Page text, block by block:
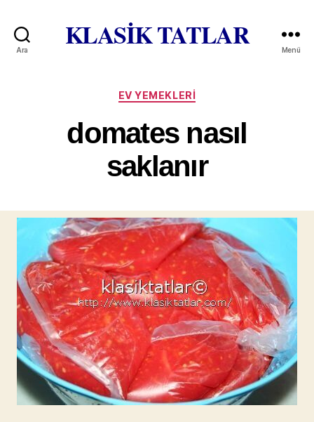
Ara KLASİK TATLAR Menü
Kategoriler
EV YEMEKLERI
domates nasıl
saklanır